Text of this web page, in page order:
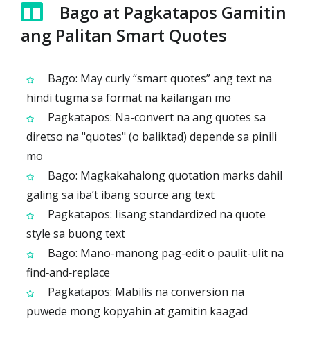
Bago at Pagkatapos Gamitin
ang Palitan Smart Quotes
Bago: May curly “smart quotes” ang text na
hindi tugma sa format na kailangan mo
Pagkatapos: Na-convert na ang quotes sa
diretso na "quotes" (o baliktad) depende sa pinili
mo
Bago: Magkakahalong quotation marks dahil
galing sa iba’t ibang source ang text
Pagkatapos: Iisang standardized na quote
style sa buong text
Bago: Mano-manong pag-edit o paulit-ulit na
find‑and‑replace
Pagkatapos: Mabilis na conversion na
puwede mong kopyahin at gamitin kaagad